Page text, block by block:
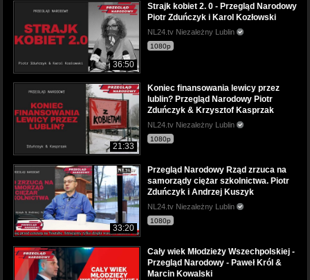
36:50
Strajk kobiet 2. 0 - Przegląd Narodowy
Piotr Zduńczyk i Karol Kozłowski
NL24.tv Niezależny Lublin
1080p
21:33
Koniec finansowania lewicy przez
lublin? Przegląd Narodowy Piotr
Zduńczyk & Krzysztof Kasprzak
NL24.tv Niezależny Lublin
1080p
33:20
Przegląd Narodowy Rząd zrzuca na
samorządy ciężar szkolnictwa. Piotr
Zduńczyk i Andrzej Kuszyk
NL24.tv Niezależny Lublin
1080p
Cały wiek Młodzieży Wszechpolskiej -
Przegląd Narodowy - Paweł Król &
Marcin Kowalski